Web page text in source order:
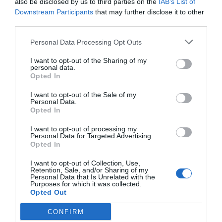
Downstream Participants that may further disclose it to other
Personal Data Processing Opt Outs
I want to opt-out of the Sharing of my
personal data.
Opted In
I want to opt-out of the Sale of my
Personal Data.
Opted In
I want to opt-out of processing my
Personal Data for Targeted Advertising.
Opted In
I want to opt-out of Collection, Use,
Retention, Sale, and/or Sharing of my
Personal Data that Is Unrelated with the
Purposes for which it was collected.
Opted Out
CONFIRM